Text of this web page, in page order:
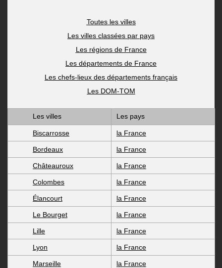
Toutes les villes
Les villes classées par pays
Les régions de France
Les départements de France
Les chefs-lieux des départements français
Les DOM-TOM
Les villes Les pays
Biscarrosse la France
Bordeaux la France
Châteauroux la France
Colombes la France
Élancourt la France
Le Bourget la France
Lille la France
Lyon la France
Marseille la France